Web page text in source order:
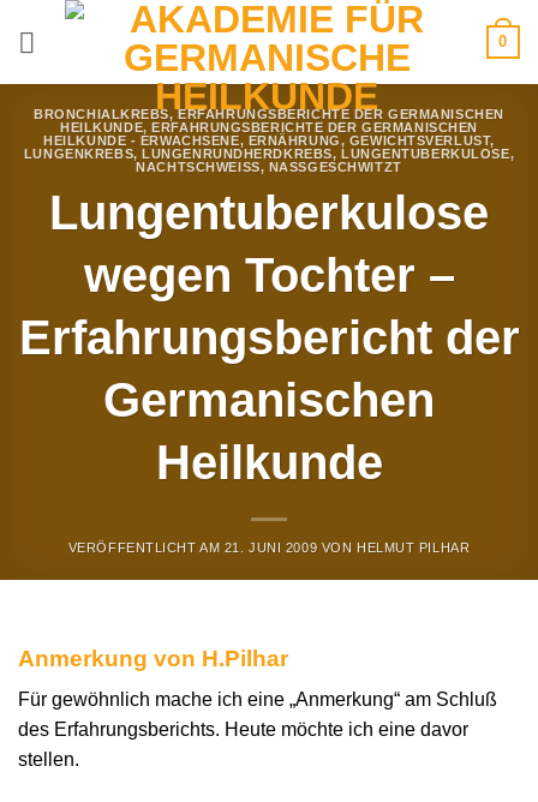
0
BRONCHIALKREBS,ERFAHRUNGSBERICHTE DER GERMANISCHEN
HEILKUNDE,ERFAHRUNGSBERICHTE DER GERMANISCHEN
HEILKUNDE - ERWACHSENE, ERNÄHRUNG, GEWICHTSVERLUST,
LUNGENKREBS,LUNGENRUNDHERDKREBS, LUNGENTUBERKULOSE,
NACHTSCHWEISS, NASSGESCHWITZT
Lungentuberkulose
wegen Tochter –
Erfahrungsbericht der
Germanischen
Heilkunde
VERÖFFENTLICHT AM 21. JUNI 2009 VON HELMUT PILHAR
Anmerkung von H.Pilhar
Für gewöhnlich mache ich eine „Anmerkung“ am Schluß
des Erfahrungsberichts. Heute möchte ich eine davor
stellen.